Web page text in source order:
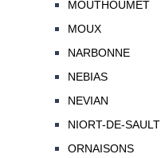
MOUTHOUMET
MOUX
NARBONNE
NEBIAS
NEVIAN
NIORT-DE-SAULT
ORNAISONS